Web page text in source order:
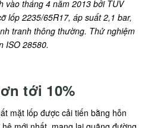
vào tháng 4 năm 2013 bởi TUV
lốp 2235/65R17, áp suất 2,1 bar,
tranh thông thường. Thử nghiệm
ISO 28580.
tới 10%
mặt lốp được cải tiến bằng hỗn